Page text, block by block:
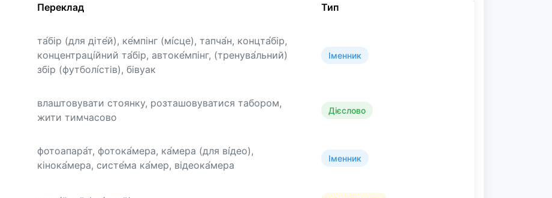
Переклад Тип
та́бір (для діте́й), ке́мпінг (мі́сце), тапча́н, концта́бір,
концентраці́йний та́бір, автоке́мпінг, (тренува́льний)
збір (футболі́стів), бівуак
Іменник
влаштовувати стоянку, розташовуватися табором,
жити тимчасово
Дієслово
фотоапара́т, фотока́мера, ка́мера (для ві́део),
кінока́мера, систе́ма ка́мер, відеока́мера
Іменник